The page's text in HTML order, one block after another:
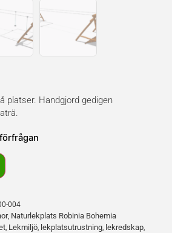
platser. Handgjord gedigen
004
, Naturlekplats Robinia Bohemia
, Lekmiljö, lekplatsutrustning, lekredskap,